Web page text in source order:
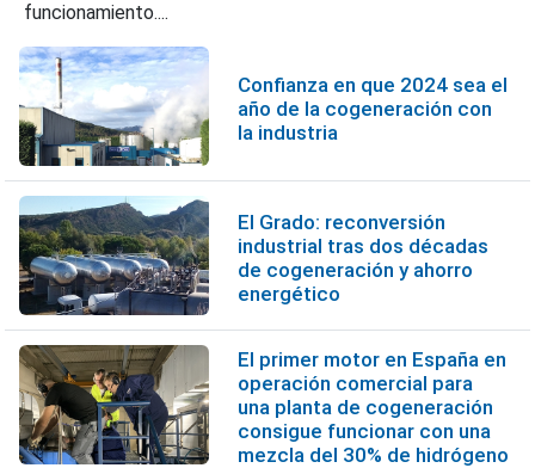
funcionamiento....
Confianza en que 2024 sea el
año de la cogeneración con
la industria
El Grado: reconversión
industrial tras dos décadas
de cogeneración y ahorro
energético
El primer motor en España en
operación comercial para
una planta de cogeneración
consigue funcionar con una
mezcla del 30% de hidrógeno